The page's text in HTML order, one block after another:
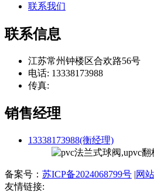
联系我们
联系信息
江苏常州钟楼区合欢路56号
电话: 13338173988
传真:
销售经理
13338173988(衡经理)
备案号： 苏ICP备2024068799号 |网
友情链接: